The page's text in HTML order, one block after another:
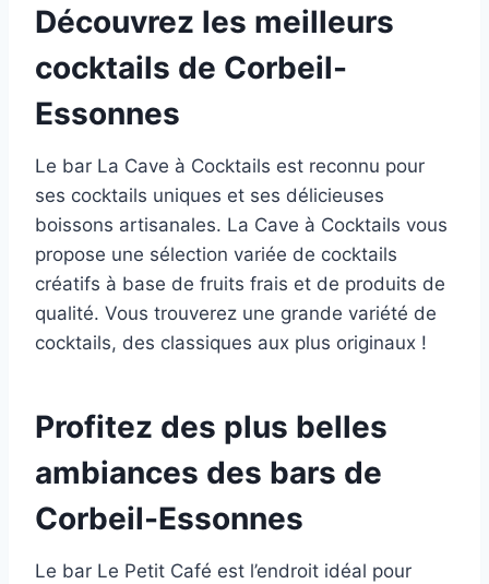
Découvrez les meilleurs
cocktails de Corbeil-
Essonnes
Le bar La Cave à Cocktails est reconnu pour
ses cocktails uniques et ses délicieuses
boissons artisanales. La Cave à Cocktails vous
propose une sélection variée de cocktails
créatifs à base de fruits frais et de produits de
qualité. Vous trouverez une grande variété de
cocktails, des classiques aux plus originaux !
Profitez des plus belles
ambiances des bars de
Corbeil-Essonnes
Le bar Le Petit Café est l’endroit idéal pour